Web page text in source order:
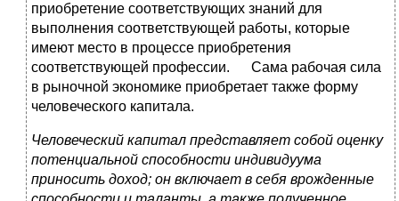
приобретение соответствующих знаний для
выполнения соответствующей работы, которые
имеют место в процессе приобретения
соответствующей профессии. Сама рабочая сила
в рыночной экономике приобретает также форму
человеческого капитала.
Человеческий капитал представляет собой оценку
потенциальной способности индивидуума
приносить доход; он включает в себя врожденные